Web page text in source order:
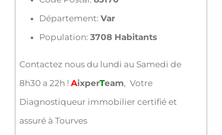
Département: Var
Population: 3708 Habitants
Contactez nous du lundi au Samedi de
8h30 a 22h ! AixperTeam, Votre
Diagnostiqueur immobilier certifié et
assuré à Tourves